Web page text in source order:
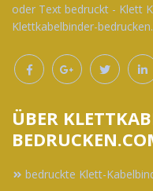
oder Text bedruckt - Klett
Klettkabelbinder-
ÜBER
bedruckte Klett-